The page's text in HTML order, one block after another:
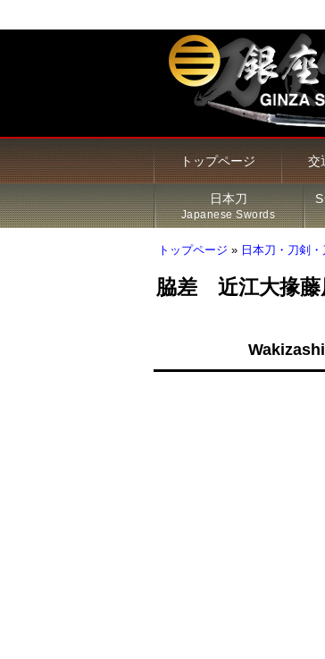
トップページ 交
日本刀
Japanese Swords
刀・太刀
Sラインについて
刀装具
その他の商品
トップページ » 日本刀・刀剣
脇差 近江大掾